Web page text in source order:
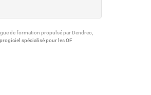
de formation propulsé par Dendreo,
progiciel spécialisé pour les OF